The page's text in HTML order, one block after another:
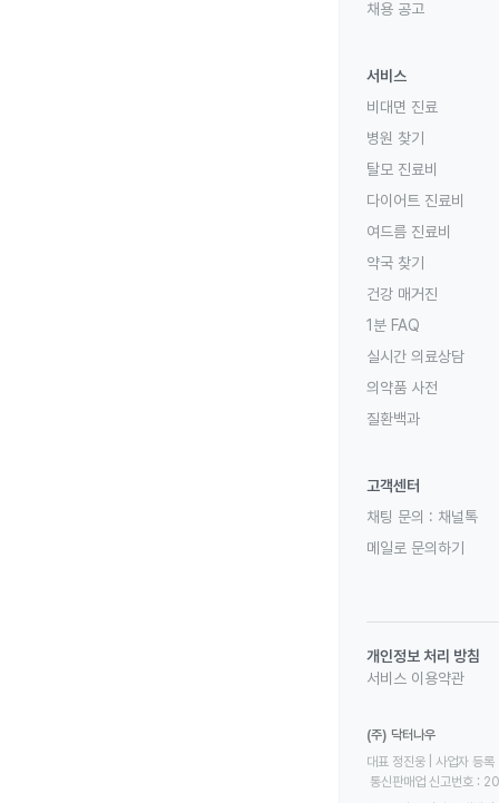
채용 공고
서비스
비대면 진료
병원 찾기
탈모 진료비
다이어트 진료비
여드름 진료비
약국 찾기
건강 매거진
1분 FAQ
실시간 의료상담
의약품 사전
질환백과
고객센터
채팅 문의 : 채널톡
메일로 문의하기
개인정보 처리 방침
서비스 이용약관
(주) 닥터나우
대표 정진웅 | 사업자
통신판매업 신고번호